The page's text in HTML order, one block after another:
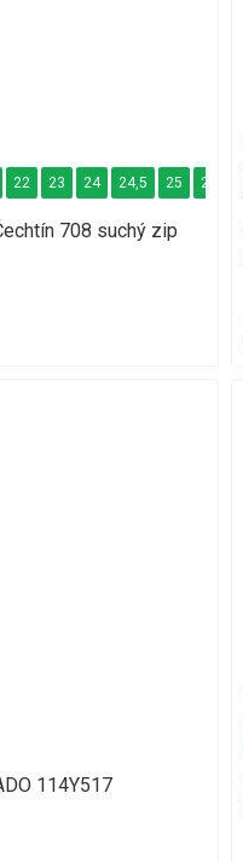
708 suchý zip
22 23 24 24,5 25 26
114Y517